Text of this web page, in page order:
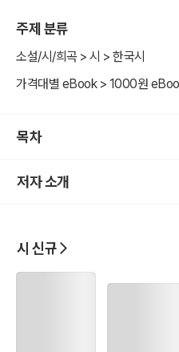
주제 분류
소설/시/희곡 > 시 > 한국시
가격대별 eBook > 1000원
목차
저자 소개
시 신규